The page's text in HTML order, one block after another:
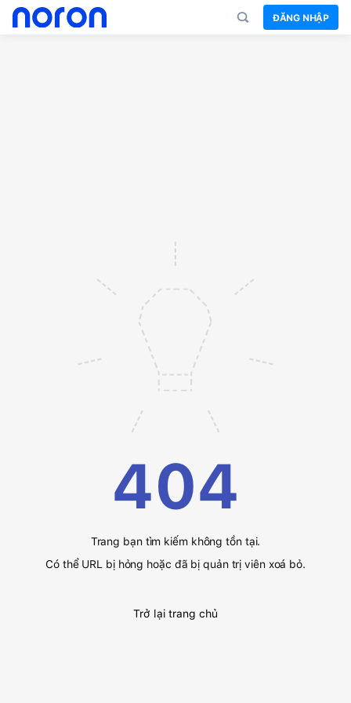
ĐĂNG NHẬP
404
Trang bạn tìm kiếm không tồn tại.
Có thể URL bị hỏng hoặc đã bị quản trị viên xoá bỏ.
Trở lại trang chủ